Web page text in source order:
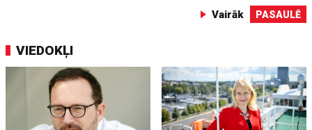
Vairāk PASAULĒ
VIEDOKĻI